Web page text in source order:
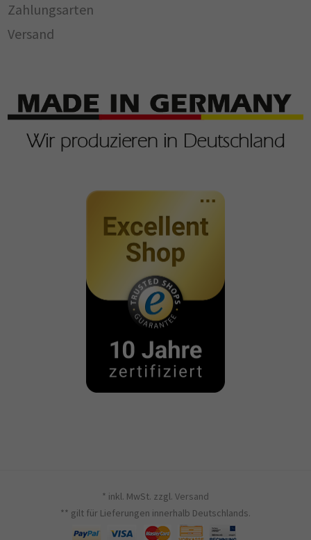
Zahlungsarten
Versand
* inkl. MwSt. zzgl. Versand
** gilt für Lieferungen innerhalb Deutschlands.